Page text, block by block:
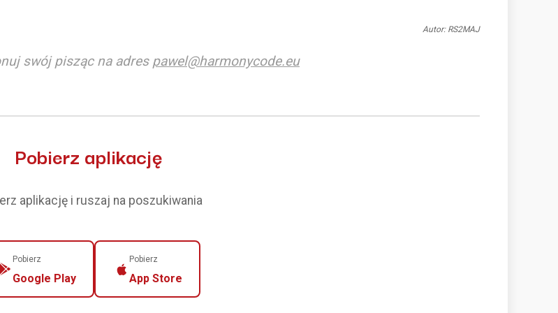
Autor: RS2MAJ
swój pisząc na adres pawel@harmonycode.eu
Pobierz aplikację
aplikację i ruszaj na poszukiwania
Pobierz
Google Play
Pobierz
App Store